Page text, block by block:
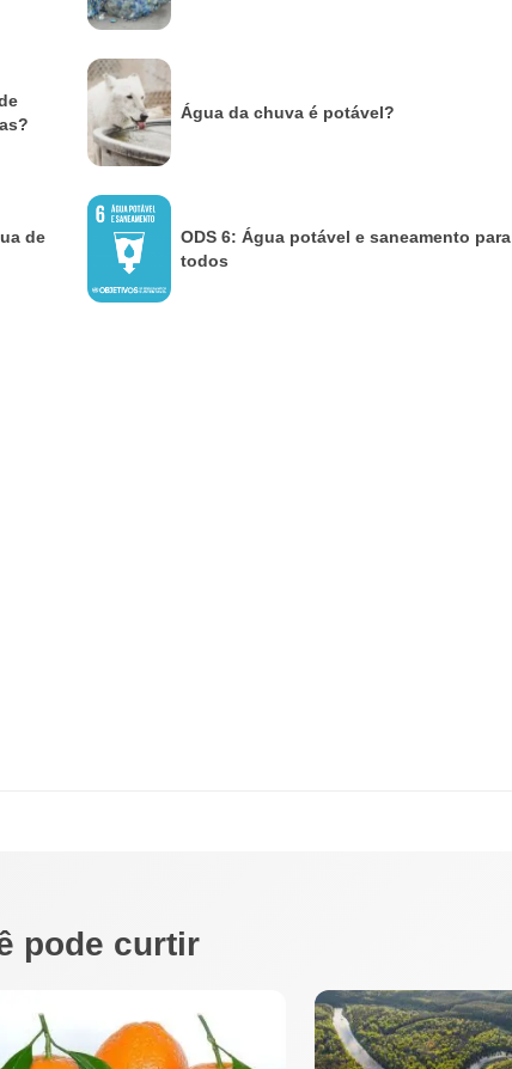
de
Água da chuva é potável?
ODS 6: Água potável e saneamento para
todos
pode curtir